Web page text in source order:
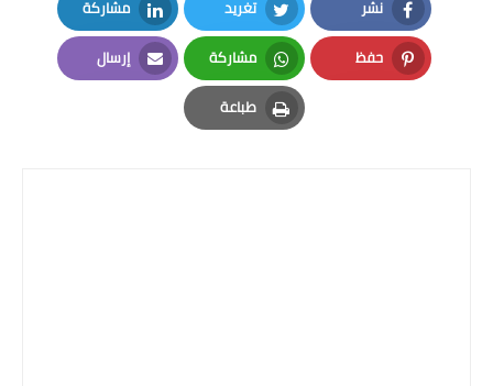
نشر
Facebook
تغريد
Twitter
مشاركة
LinkedIn
حفظ
Pinterest
مشاركة
Whatsapp
إرسال
Email
طباعة
Print